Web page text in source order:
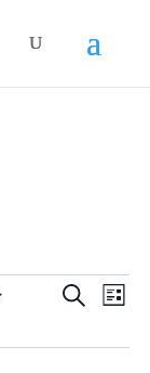
und
SucheListe